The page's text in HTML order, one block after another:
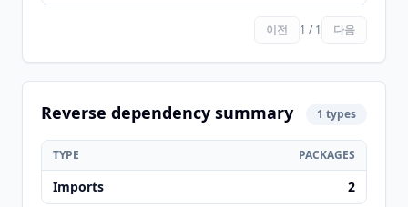
이전 1 / 1 다음
Reverse dependency summary 1 types
TYPE PACKAGES
Imports 2